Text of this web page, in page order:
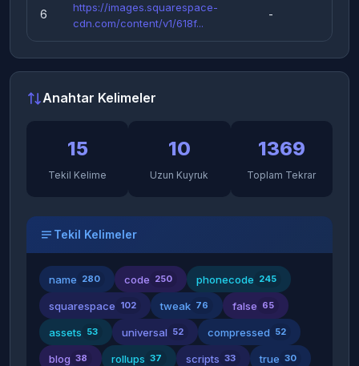
6
https://images.squarespace-
cdn.com/content/v1/618f...
-
Anahtar Kelimeler
15
Tekil Kelime
10
Uzun Kuyruk
1369
Toplam Tekrar
Tekil Kelimeler
name 280 code 250 phonecode 245
squarespace 102 tweak 76 false 65
assets 53 universal 52 compressed 52
blog 38 rollups 37 scripts 33 true 30